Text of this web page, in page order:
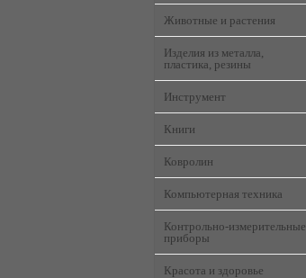
Животные и растения
Изделия из металла,
пластика, резины
Инструмент
Книги
Ковролин
Компьютерная техника
Контрольно-измерительные
приборы
Красота и здоровье